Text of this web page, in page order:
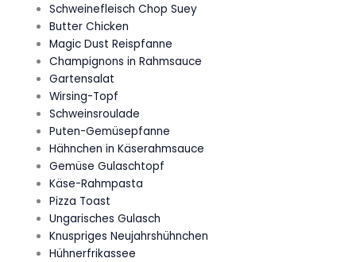
Schweinefleisch Chop Suey
Butter Chicken
Magic Dust Reispfanne
Champignons in Rahmsauce
Gartensalat
Wirsing-Topf
Schweinsroulade
Puten-Gemüsepfanne
Hähnchen in Käserahmsauce
Gemüse Gulaschtopf
Käse-Rahmpasta
Pizza Toast
Ungarisches Gulasch
Knuspriges Neujahrshühnchen
Hühnerfrikassee